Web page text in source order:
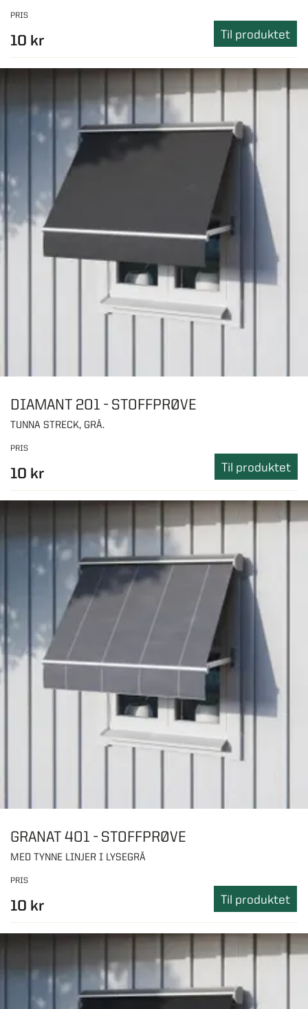
PRIS
10 kr Til produktet
DIAMANT 201 - STOFFPRØVE
TUNNA STRECK, GRÅ.
PRIS
10 kr Til produktet
GRANAT 401 - STOFFPRØVE
MED TYNNE LINJER I LYSEGRÅ
PRIS
10 kr Til produktet